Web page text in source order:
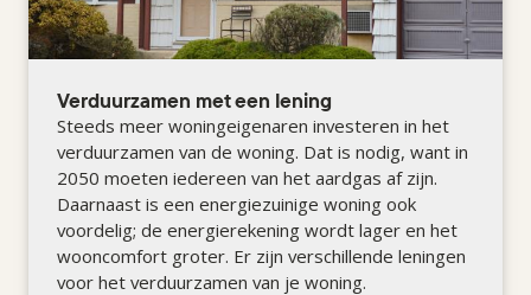
Verduurzamen met een lening
Steeds meer woningeigenaren investeren in het
verduurzamen van de woning. Dat is nodig, want in
2050 moeten iedereen van het aardgas af zijn.
Daarnaast is een energiezuinige woning ook
voordelig; de energierekening wordt lager en het
wooncomfort groter. Er zijn verschillende leningen
voor het verduurzamen van je woning.